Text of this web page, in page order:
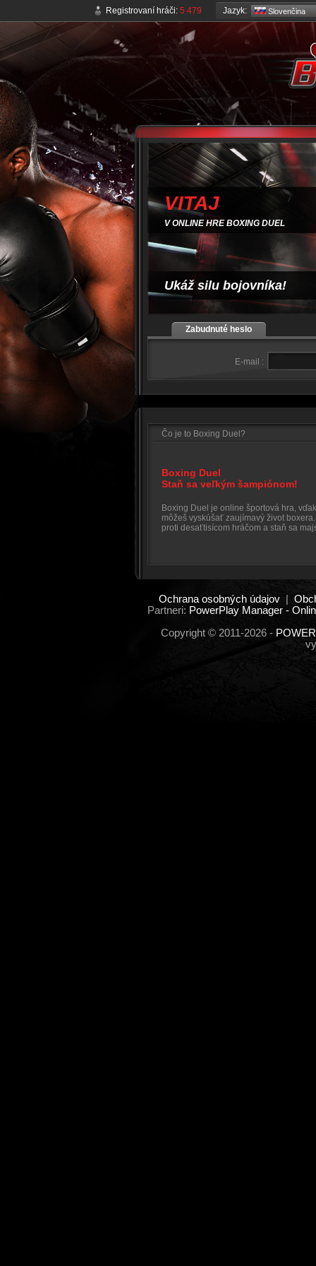
Registrovaní hráči: 5 479 Jazyk: Slovenčina
VITAJ
V ONLINE HRE BOXING DUEL
Ukáž silu bojovníka!
Zabudnuté heslo
E-mail :
Čo je to Boxing Duel?
Boxing Duel
Staň sa veľkým šampiónom!
Boxing Duel je online športová hra,
môžeš vyskúšať zaujímavý život
proti desaťtisícom hráčom a staň sa
Ochrana osobných údajov|
Partneri: PowerPlay Manager -
Copyright © 2011-2026 -